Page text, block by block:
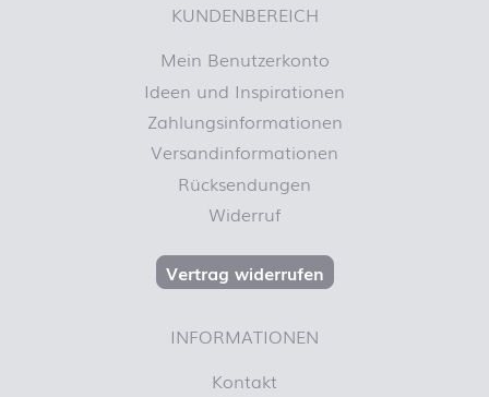
KUNDENBEREICH
Mein Benutzerkonto
Ideen und Inspirationen
Zahlungsinformationen
Versandinformationen
Rücksendungen
Widerruf
Vertrag widerrufen
INFORMATIONEN
Kontakt